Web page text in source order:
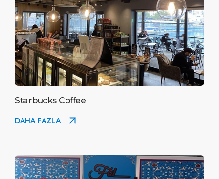
Starbucks Coffee
DAHA FAZLA